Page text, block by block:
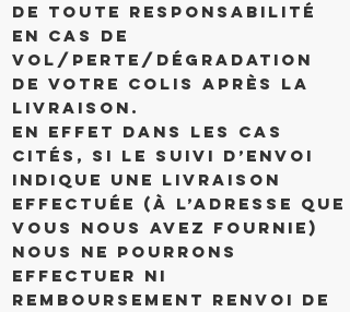
de toute responsabilité
en cas de
vol/perte/dégradation
de votre colis après la
livraison.
En effet dans les cas
cités, si le suivi d’envoi
indique une livraison
effectuée (à l’adresse que
vous nous avez fournie)
nous ne pourrons
effectuer ni
remboursement renvoi de